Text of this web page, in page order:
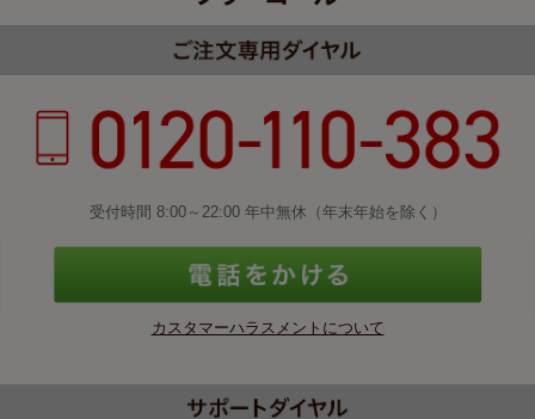
受付時間 8:00～22:00 年中無休（年末年始を除く）
カスタマーハラスメントについて